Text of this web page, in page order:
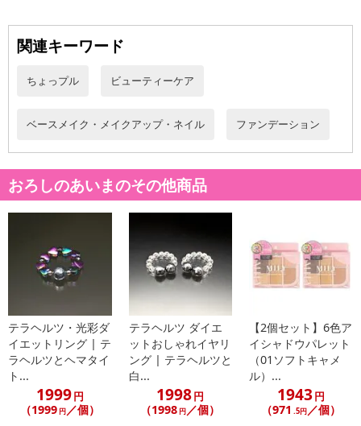
イントがご利用いただけます。
※お申込み頂きました商品の同梱、お届けの日時指定はいたしかね
金はいたしかねます。
また、お届け日時のご指定は、お受けできません。宅配業者からの
不在票にてご対応ください。
※発送予定日は前後する場合がございます。また商品によって発送
だいた後のご感想をいただくことを目的としており、転売等は固く
禁じます。
転売等、目的以外での利用が確認された場合は、サービス利用を停
止させていただきます。
【配送伝票番号について】
※こちらの商品については商品の発送完了後、
配送伝票番号がマイページに表示されない場合もございます。予
めご了承ください。
関連キーワード
ちょっプル ビューティーケア
ベースメイク・メイクアップ・ネイル ファンデーション
おろしのあいまのその他商品
テラヘルツ・光彩ダ
イエットリング | テ
ラヘルツとヘマタイ
ト...
1999円
（1999 円／個）
テラヘルツ ダイエ
ットおしゃれイヤリ
ング | テラヘルツと
白...
1998円
（1998 円／個）
【2個セット】6色ア
イシャドウパレット
（01ソフトキャメ
ル）...
1943円
（971 .5円／個）